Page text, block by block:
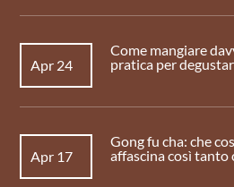
Come mangiare
pratica per
Apr 24
Gong fu cha: che
affascina così tanto
Apr 17